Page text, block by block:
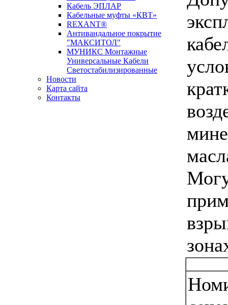
Кабель ЭПЛАР
Кабельные муфты «КВТ»
REXANT®
Антивандальное покрытие
"МАКСИТОЛ"
МУНИКС Монтажные
Универсальные Кабели
Светостабилизированные
Новости
Карта сайта
Контакты